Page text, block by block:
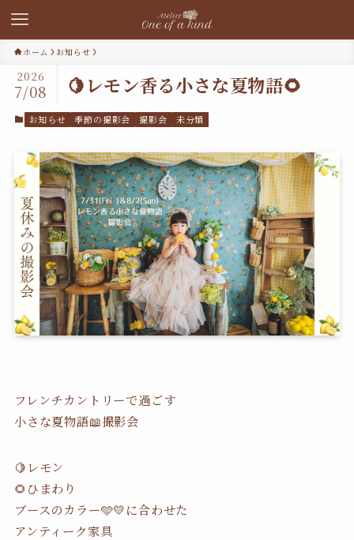
ホーム お知らせ
🍋レモン香る小さな夏物語🌻
2026
7/08
お知らせ 季節の撮影会 撮影会 未分類
フレンチカントリーで過ごす
小さな夏物語📖撮影会
🍋レモン
🌻ひまわり
ブースのカラー🩵💛に合わせた
アンティーク家具